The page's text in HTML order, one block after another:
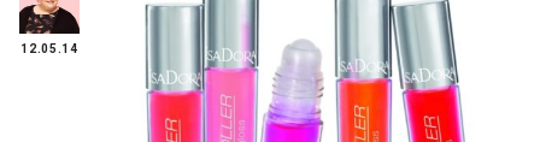
12.05.14